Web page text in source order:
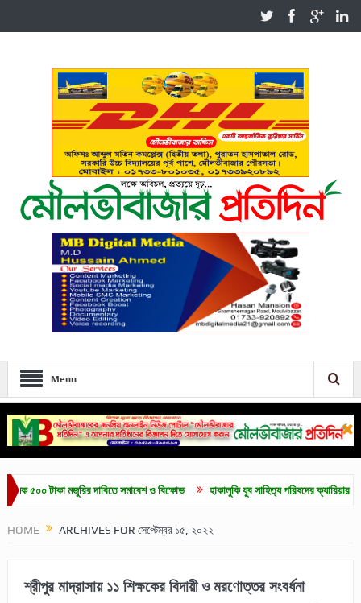
Menu
টাকা মজুরির দাবিতে সমাবেশ ও বিক্ষোভ হাকালুকি যুব সাহিত্য পরিষদের ক্যারিয়ার গাইডলাইন
HOME ARCHIVES FOR সেপ্টেম্বর ১৫, ২০২২
শ্রীপুর মাদ্রাসায় ১১ শিক্ষকের বিদায়ী ও মরণোত্তর সংবর্ধনা